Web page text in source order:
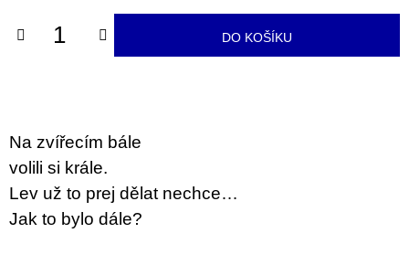
DO KOŠÍKU
Na zvířecím bále
volili si krále.
Lev už to prej dělat nechce…
Jak to bylo dále?
o
r
e
m
e
BRUTAL
PRAGUE